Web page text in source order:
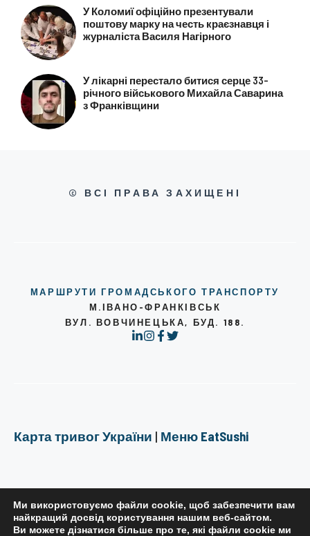
У Коломиї офіційно презентували
поштову марку на честь краєзнавця і
журналіста Василя Нагірного
У лікарні перестало битися серце 33-
річного військового Михайла Саварина
з Франківщини
© ВСІ ПРАВА ЗАХИЩЕНІ
МАРШРУТИ ГРОМАДСЬКОГО ТРАНСПОРТУ
М.ІВАНО-ФРАНКІВСЬК
ВУЛ. ВОВЧИНЕЦЬКА, БУД. 188.
Карта тривог України | Меню EatSushi
Ми використовуємо файли cookie, щоб забезпечити вам
найкращий досвід користування нашим веб-сайтом.
Ви можете дізнатися більше про те, які файли cookie ми